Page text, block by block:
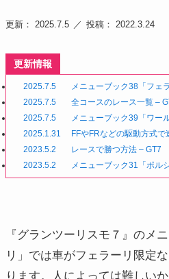
更新： 2025.7.5 投稿： 2022.3.24
更新情報
2025.7.5
メニューブック38「フェ
2025.7.5
全コースのレース一覧 –
2025.7.5
メニューブック39「ワー
2025.1.31
FFやFRなどの駆動方式
2023.5.2
レースで勝つ方法 – GT7
2023.5.2
メニューブック31「ポル
ング
『グランツーリスモ７』のメ
リ」では車がフェラーリ限定
ります。人によっては難しいか